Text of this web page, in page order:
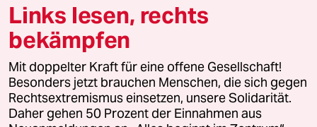
© 2026 taz Verlags und Vertriebs GmbH
Alle Rechte vorbehalten. Bei rechtlichen Fragen oder für Genehmigungen
wenden Sie sich bitte an
lizenzen@taz.de
Feedback Redaktionsstatut Kommune-Richtlinien
Links lesen, rechts
bekämpfen
Mit doppelter Kraft für eine offene Gesellschaft!
Besonders jetzt brauchen Menschen, die sich gegen
Rechtsextremismus einsetzen, unsere Solidarität.
Daher gehen 50 Prozent der Einnahmen aus